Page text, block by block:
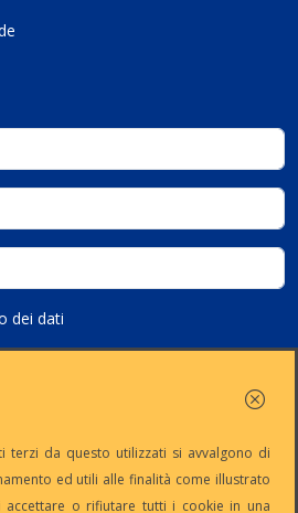
dei dati
terzi da questo utilizzati si avvalgono di
ed utili alle finalità come illustrato
accettare o rifiutare tutti i cookie in una